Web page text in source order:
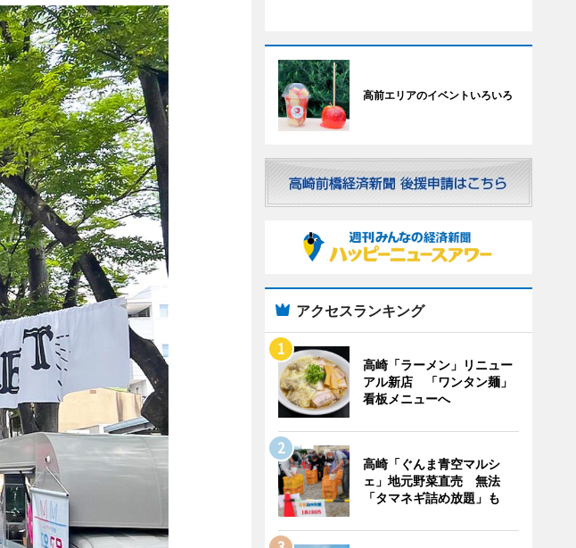
高前エリアのイベントいろいろ
アクセスランキング
高崎「ラーメン」リニュー
アル新店 「ワンタン麺」
看板メニューへ
高崎「ぐんま青空マルシ
ェ」地元野菜直売 無法
「タマネギ詰め放題」も